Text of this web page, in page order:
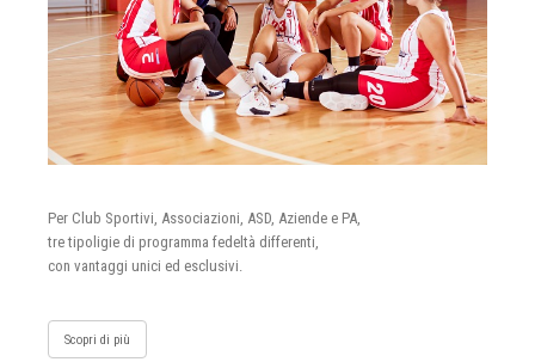
Per Club Sportivi, Associazioni, ASD, Aziende e PA,
tre tipoligie di programma fedeltà differenti,
con vantaggi unici ed esclusivi.
Scopri di più